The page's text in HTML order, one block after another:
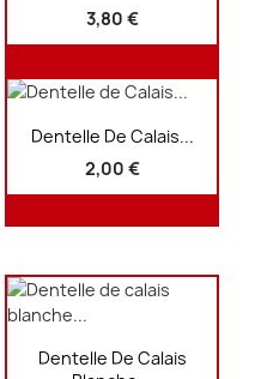
3,80 €
Aperçu rapide
Dentelle De Calais...
2,00 €
Aperçu rapide
Dentelle De Calais